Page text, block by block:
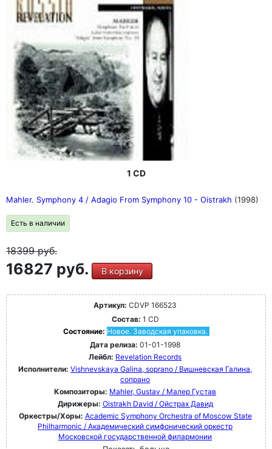
1 CD
Mahler. Symphony 4 / Adagio From Symphony 10 - Oistrakh (1998)
Есть в наличии
18399руб.
16827 руб. В корзину
Артикул: CDVP 166523
Состав: 1 CD
Состояние: Новое. Заводская упаковка.
Дата релиза: 01-01-1998
Лейбл: Revelation Records
Исполнители: Vishnevskaya Galina, soprano / Вишневская Галина,
сопрано
Композиторы: Mahler, Gustav / Малер Густав
Дирижеры: Oistrakh David / Ойстрах Давид
Оркестры/Хоры: Academic Symphony Orchestra of Moscow State
Philharmonic / Академический симфонический оркестр
Московской государственной филармонии